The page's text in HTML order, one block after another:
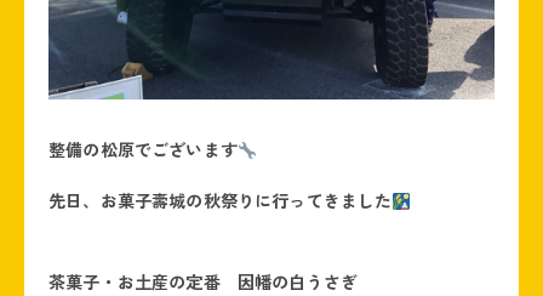
整備の松原でございます
先日、お菓子壽城の秋祭りに行ってきました
茶菓子・お土産の定番 因幡の白うさぎ